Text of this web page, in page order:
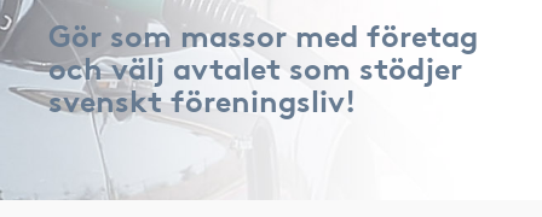
Gör som massor med företag
och välj avtalet som stödjer
svenskt föreningsliv!